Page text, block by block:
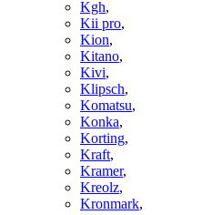
Kgh,
Kii pro,
Kion,
Kitano,
Kivi,
Klipsch,
Komatsu,
Konka,
Korting,
Kraft,
Kramer,
Kreolz,
Kronmark,